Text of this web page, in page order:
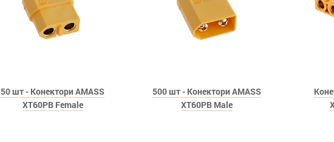
50 шт - Конектори AMASS
XT60PB Female
500 шт - Конектори AMASS
XT60PB Male